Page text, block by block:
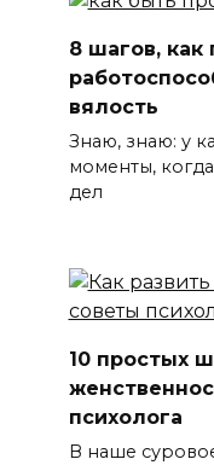
8 шагов, как
вялость
Знаю, знаю: у
моменты,
дел
10 простых
психолога
В наше